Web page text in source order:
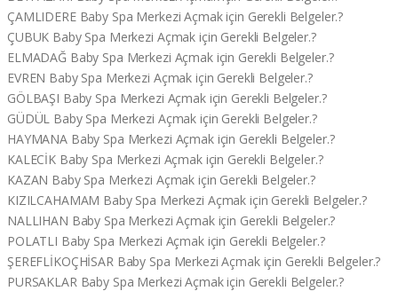
ÇAMLIDERE Baby Spa Merkezi Açmak için Gerekli Belgeler.?
ÇUBUK Baby Spa Merkezi Açmak için Gerekli Belgeler.?
ELMADAĞ Baby Spa Merkezi Açmak için Gerekli Belgeler.?
EVREN Baby Spa Merkezi Açmak için Gerekli Belgeler.?
GÖLBAŞI Baby Spa Merkezi Açmak için Gerekli Belgeler.?
GÜDÜL Baby Spa Merkezi Açmak için Gerekli Belgeler.?
HAYMANA Baby Spa Merkezi Açmak için Gerekli Belgeler.?
KALECİK Baby Spa Merkezi Açmak için Gerekli Belgeler.?
KAZAN Baby Spa Merkezi Açmak için Gerekli Belgeler.?
KIZILCAHAMAM Baby Spa Merkezi Açmak için Gerekli Belgeler.?
NALLIHAN Baby Spa Merkezi Açmak için Gerekli Belgeler.?
POLATLI Baby Spa Merkezi Açmak için Gerekli Belgeler.?
ŞEREFLİKOÇHİSAR Baby Spa Merkezi Açmak için Gerekli Belgeler.?
PURSAKLAR Baby Spa Merkezi Açmak için Gerekli Belgeler.?